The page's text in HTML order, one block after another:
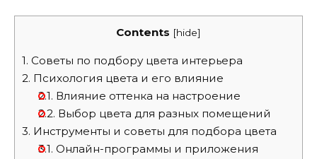
Contents [hide]
1. Советы по подбору цвета интерьера
2. Психология цвета и его влияние
2.1. Влияние оттенка на настроение
2.2. Выбор цвета для разных помещений
3. Инструменты и советы для подбора цвета
3.1. Онлайн-программы и приложения